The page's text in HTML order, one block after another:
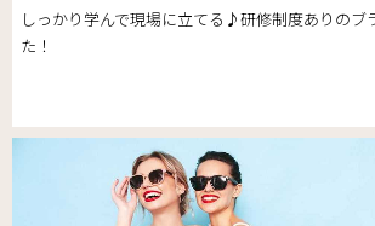
しっかり学んで現場に立てる♪研修制度ありのブ
た！